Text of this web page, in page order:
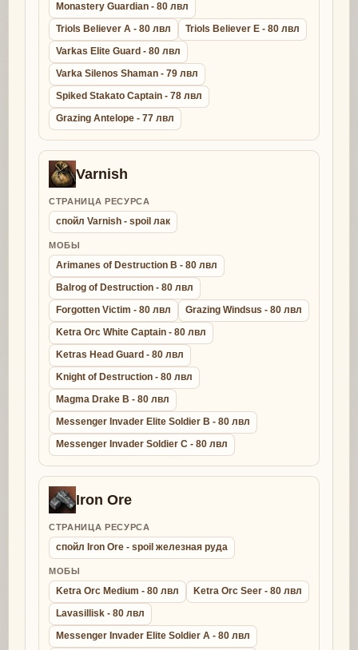
Monastery Guardian - 80 лвл
Triols Believer A - 80 лвл
Triols Believer E - 80 лвл
Varkas Elite Guard - 80 лвл
Varka Silenos Shaman - 79 лвл
Spiked Stakato Captain - 78 лвл
Grazing Antelope - 77 лвл
Varnish
СТРАНИЦА РЕСУРСА
спойл Varnish - spoil лак
МОБЫ
Arimanes of Destruction B - 80 лвл
Balrog of Destruction - 80 лвл
Forgotten Victim - 80 лвл
Grazing Windsus - 80 лвл
Ketra Orc White Captain - 80 лвл
Ketras Head Guard - 80 лвл
Knight of Destruction - 80 лвл
Magma Drake B - 80 лвл
Messenger Invader Elite Soldier B - 80 лвл
Messenger Invader Soldier C - 80 лвл
Iron Ore
СТРАНИЦА РЕСУРСА
спойл Iron Ore - spoil железная руда
МОБЫ
Ketra Orc Medium - 80 лвл
Ketra Orc Seer - 80 лвл
Lavasillisk - 80 лвл
Messenger Invader Elite Soldier A - 80 лвл